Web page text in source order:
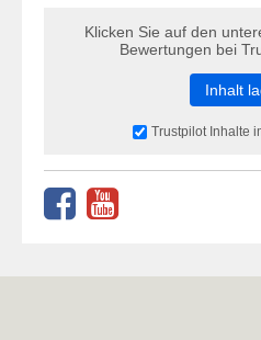
Klicken Sie auf den
Bewertungen bei
Inhalt
Trustpilot Inhalte